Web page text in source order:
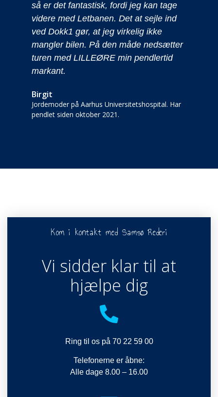
så er det fantastisk, fordi jeg kan tage
videre med Letbanen. Det at sejle ind
ved Dokk1 gør, at jeg virkelig ikke
mangler bilen. På den måde nedsætter
turen med LILLEØRE min pendlertid
markant.
Birgit
Jordemoder på Aarhus Universitetshospital. Har
pendlet siden oktober 2021.
Kom i kontakt med Samsø Rederi
Vi sidder klar til at
hjælpe dig
Ring til os på 70 22 59 00
Telefonerne er åbne:
Alle dage 8.00 – 16.00